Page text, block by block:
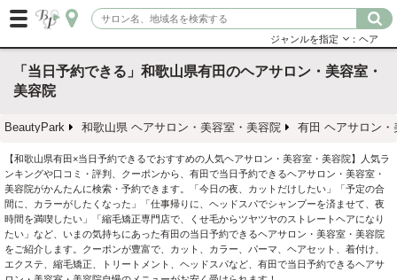
ジャンルを指定 ：ヘア
「当日予約できる」和歌山県有田のヘアサロン・美容室・
美容院
BeautyPark 和歌山県 ヘアサロン・美容室・美容院 有田 ヘアサロン・
【和歌山県有田×当日予約できるでおすすめの人気ヘアサロン・美容室・美容院】人気ラ
ンキングや口コミ・評判、クーポンから、有田で当日予約できるヘアサロン・美容室・
美容院がかんたんに検索・予約できます。「今日の夜、カットだけしたい」「予定の合
間に、カラーがしたくなった」「仕事帰りに、ヘッドスパでシャンプーを済ませて、夜
時間を満喫したい」「縮毛矯正専門店で、くせ毛からツヤツヤのストレートヘアになり
たい」など、いまの気持ちにあった有田の当日予約できるヘアサロン・美容室・美容院
をご紹介します。クーポンが豊富で、カット、カラー、パーマ、ヘアセット、着付け、
エクステ、縮毛矯正、トリートメント、ヘッドスパなど、有田で当日予約できるヘアサ